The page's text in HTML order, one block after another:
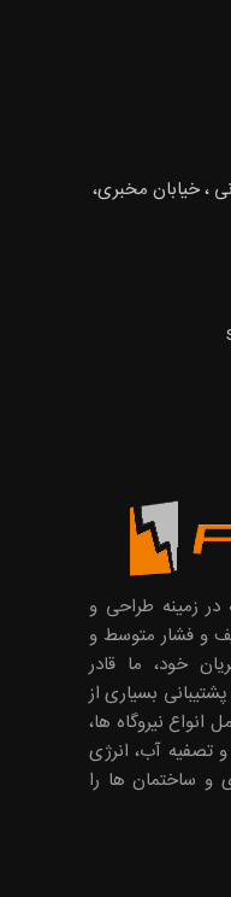
، خیابان مخبری،
در زمینه طراحی و
و فشار متوسط و
خود، ما قادر
بسیاری از
نیروگاه ها،
تصفیه آب، انرژی
و ساختمان ها را